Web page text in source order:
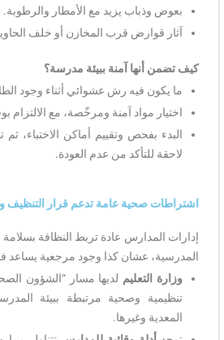
بعوض وذباب يزيد مع الأمطار والرطوبة.
آثار قوارض قرب المخازن أو خلف
كيف تضمن أنها آمنة ببيئة مدرسة؟
ما يكون فيه رش عشوائي أثناء وجود
اختيار مواد آمنة ومرخّصة، مع الالتزام
البدء بفحص وتقييم أماكن الاختباء،
لاحقة للتأكد من عدم العودة.
اشتراطات صحية عامة تدعم قرار التنظيف
إدارات المدارس عادة تربط النظافة بسلامة
المدرسية، عشان كذا وجود مرجعية يساعد
وزارة التعليم لديها مسار “الشؤون
تنظيمية وصحية مرتبطة ببيئة
المعدية وغيرها.